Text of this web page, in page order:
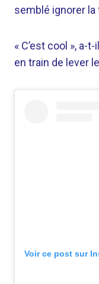
semblé ignorer la
« C’est cool », a-
en train de lever
Voir ce post sur